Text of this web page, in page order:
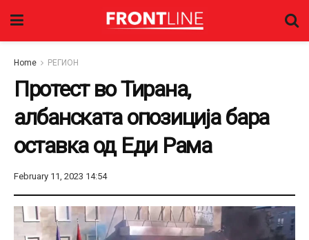
Home РЕГИОН
Протест во Тирана,
албанската опозиција бара
оставка од Еди Рама
February 11, 2023 14:54